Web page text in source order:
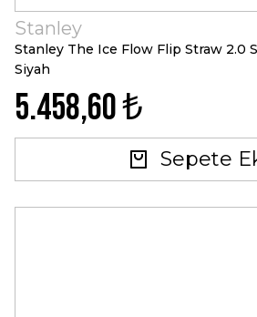
Stanley
Stanley The Ice Flow Flip Straw 2.0
Siyah
5.458,60 ₺
Sepete